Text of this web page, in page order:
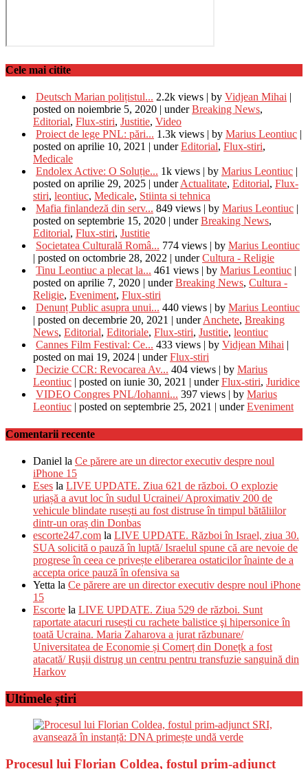
Cele mai citite
Deutsch Marian polițistul... 2.2k views | by Vidjean Mihai |
posted on noiembrie 5, 2020 | underBreaking News,
Editorial, Flux-stiri, Justitie, Video
Proiect de lege PNL: pări... 1.3k views | by Marius Leontiuc |
posted on aprilie 10, 2021 | underEditorial, Flux-stiri,
Medicale
Endolex Active: O Soluție... 1k views | by Marius Leontiuc |
posted on aprilie 29, 2025 | underActualitate, Editorial, Flux-
stiri, leontiuc, Medicale, Stiinta si tehnica
Mafia finlandeză din serv... 849 views | by Marius Leontiuc |
posted on septembrie 15, 2020 | underBreaking News,
Editorial, Flux-stiri, Justitie
Societatea Culturală Româ... 774 views | by Marius Leontiuc
| posted on octombrie 28, 2022 | underCultura - Religie
Tinu Leontiuc a plecat la... 461 views | by Marius Leontiuc |
posted on aprilie 7, 2020 | underBreaking News, Cultura -
Religie, Eveniment, Flux-stiri
Denunț Public asupra unui... 440 views | by Marius Leontiuc
| posted on decembrie 20, 2021 | underAnchete, Breaking
News, Editorial, Editoriale, Flux-stiri, Justitie, leontiuc
Cannes Film Festival: Ce... 433 views | by Vidjean Mihai |
posted on mai 19, 2024 | underFlux-stiri
Decizie CCR: Revocarea Av... 404 views | by Marius
Leontiuc | posted on iunie 30, 2021 | underFlux-stiri, Juridice
VIDEO Congres PNL/Iohanni... 397 views | by Marius
Leontiuc | posted on septembrie 25, 2021 | underEveniment
Comentarii recente
Daniel la Ce părere are un director executiv despre noul
iPhone 15
Eses la LIVE UPDATE. Ziua 621 de război. O explozie
uriașă a avut loc în sudul Ucrainei/ Aproximativ 200 de
vehicule blindate rusești au fost distruse în timpul bătăliilor
dintr-un oraș din Donbas
escorte247.com la LIVE UPDATE. Război în Israel, ziua 30.
SUA solicită o pauză în luptă/ Israelul spune că are nevoie de
progrese în ceea ce privește eliberarea ostaticilor înainte de a
accepta orice pauză în ofensiva sa
Yetta la Ce părere are un director executiv despre noul iPhone
15
Escorte la LIVE UPDATE. Ziua 529 de război. Sunt
raportate atacuri rusești cu rachete balistice şi hipersonice în
toată Ucraina. Maria Zaharova a jurat răzbunare/
Universitatea de Economie și Comerț din Donețk a fost
atacată/ Ruşii distrug un centru pentru transfuzie sanguină din
Harkov
Ultimele știri
Procesul lui Florian Coldea, fostul prim-adjunct